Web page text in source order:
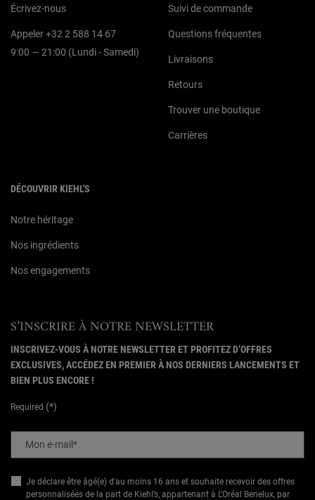
Écrivez-nous
Appeler +32 2 588 14 67
9:00 — 21:00 (Lundi - Samedi)
Suivi de commande
Questions fréquentes
Livraisons
Retours
Trouver une boutique
Carrières
DÉCOUVRIR KIEHL'S
Notre héritage
Nos ingrédients
Nos engagements
S’INSCRIRE À NOTRE NEWSLETTER
INSCRIVEZ-VOUS À NOTRE NEWSLETTER ET PROFITEZ D’OFFRES
EXCLUSIVES, ACCÉDEZ EN PREMIER À NOS DERNIERS LANCEMENTS ET
BIEN PLUS ENCORE !
Required (*)
Mon e-mail*
Je déclare être âgé(e) d'au moins 16 ans et souhaite recevoir des offres
personnalisées de la part de Kiehl’s, appartenant à L’Oréal Benelux, par